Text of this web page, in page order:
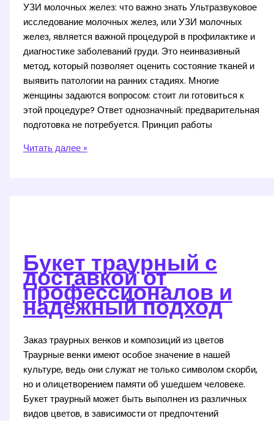
УЗИ молочных желез: что важно знать Ультразвуковое
исследование молочных желез, или УЗИ молочных
желез, является важной процедурой в профилактике и
диагностике заболеваний груди. Это неинвазивный
метод, который позволяет оценить состояние тканей и
выявить патологии на ранних стадиях. Многие
женщины задаются вопросом: стоит ли готовиться к
этой процедуре? Ответ однозначный: предварительная
подготовка не потребуется. Принцип работы
УЗИ
здоровья
Читать далее »
Букет траурный с
доставкой от
профессионалов и
надежный подход
Заказ траурных венков и композиций из цветов
Траурные венки имеют особое значение в нашей
культуре, ведь они служат не только символом скорби,
но и олицетворением памяти об ушедшем человеке.
Букет траурный может быть выполнен из различных
видов цветов, в зависимости от предпочтений